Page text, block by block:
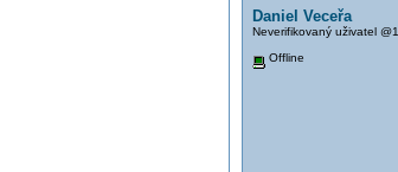
Daniel Veceřa
Neverifikovaný uživatel @1
Offline